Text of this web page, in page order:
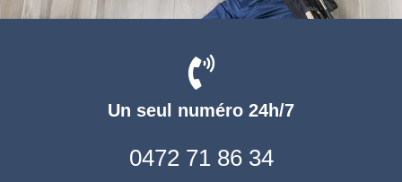
Un seul numéro 24h/7
0472 71 86 34